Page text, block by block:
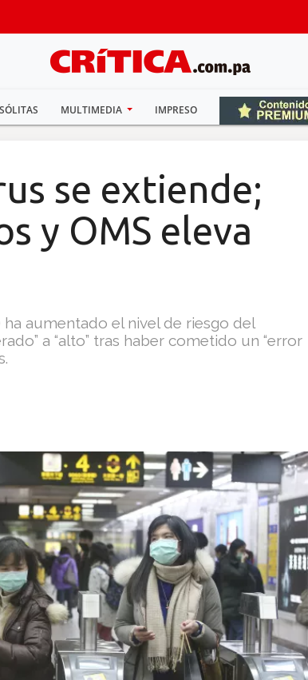
MULTIMEDIA IMPRESO
se extiende;
y OMS eleva
ha aumentado el nivel de riesgo del
a “alto” tras haber cometido un “error